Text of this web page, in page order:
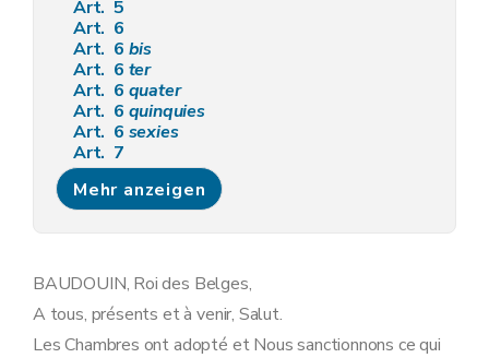
Art. 5
Art. 6
Art. 6 bis
Art. 6 ter
Art. 6 quater
Art. 6 quinquies
Art. 6 sexies
Art. 7
Art. 7bis
Art. 8
Art. 9
Art. 11bis
Art. 12
Art. 13
Art. 14
Mehr anzeigen
BAUDOUIN, Roi des Belges,
A tous, présents et à venir, Salut.
Les Chambres ont adopté et Nous sanctionnons ce qui